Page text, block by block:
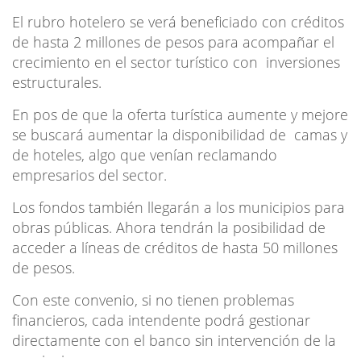
El rubro hotelero se verá beneficiado con créditos
de hasta 2 millones de pesos para acompañar el
crecimiento en el sector turístico con inversiones
estructurales.
En pos de que la oferta turística aumente y mejore
se buscará aumentar la disponibilidad de camas y
de hoteles, algo que venían reclamando
empresarios del sector.
Los fondos también llegarán a los municipios para
obras públicas. Ahora tendrán la posibilidad de
acceder a líneas de créditos de hasta 50 millones
de pesos.
Con este convenio, si no tienen problemas
financieros, cada intendente podrá gestionar
directamente con el banco sin intervención de la